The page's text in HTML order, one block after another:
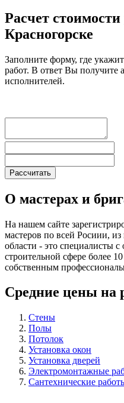
Расчет
Красногорске
Заполните форму, где
работ. В ответ Вы получите
исполнителей.
О мастерах и
На нашем сайте
мастеров по всей Росиии,
области - это специалисты
строительной сфере более
собственным
Средние цены на
Стены
Полы
Потолок
Установка окон
Установка дверей
Электромонтажные
Сантехнические